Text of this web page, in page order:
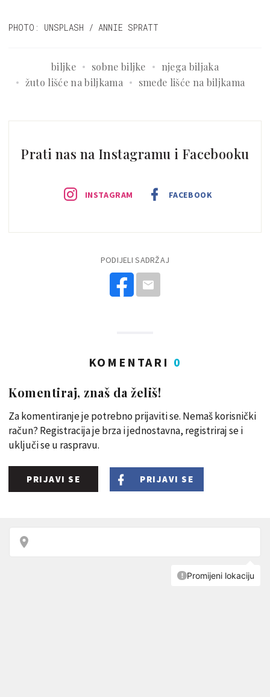
PHOTO: UNSPLASH / ANNIE SPRATT
biljke sobne biljke
njega biljaka
žuto lišće na biljkama
smeđe lišće na biljkama
Prati nas na Instagramu i Facebooku
INSTAGRAM FACEBOOK
PODIJELI SADRŽAJ
KOMENTARI 0
Komentiraj, znaš da želiš!
Za komentiranje je potrebno prijaviti se. Nemaš korisnički
račun? Registracija je brza i jednostavna, registriraj se i
uključi se u raspravu.
PRIJAVI SE PRIJAVI SE